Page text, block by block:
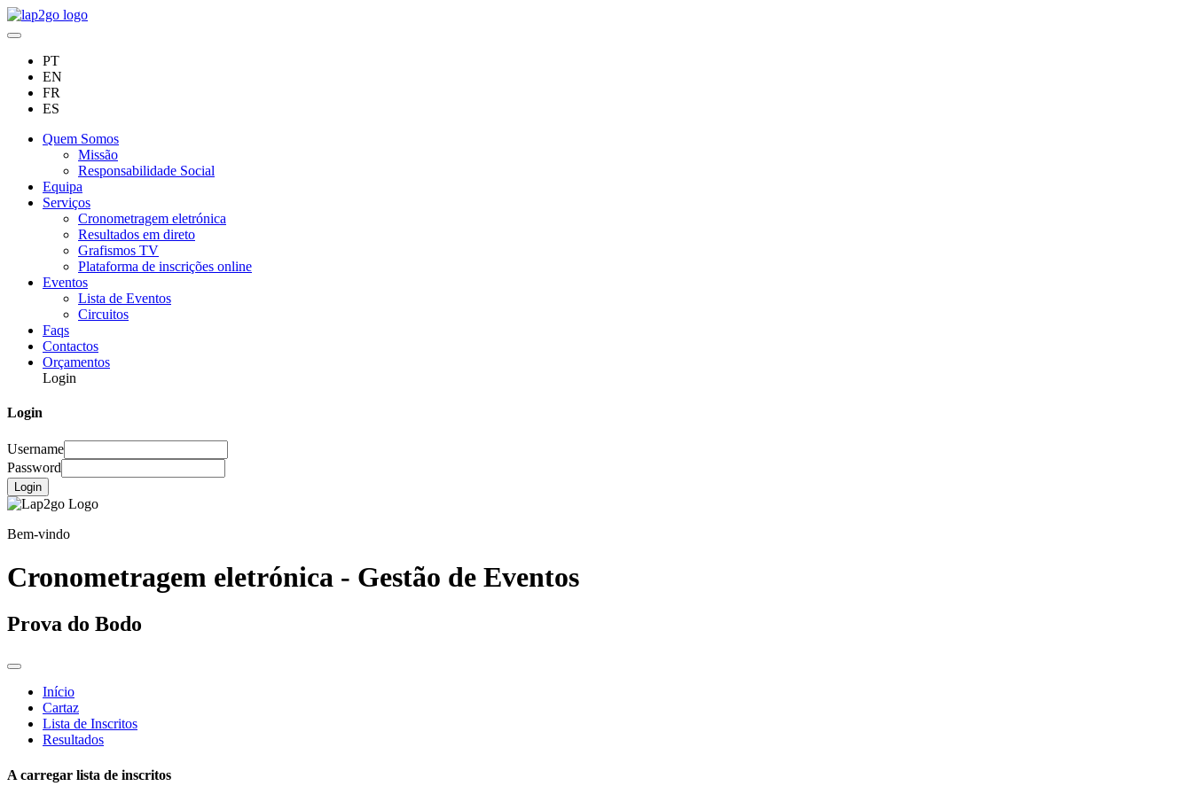
PT
EN
FR
ES
Quem Somos
Missão
Responsabilidade Social
Equipa
Serviços
Cronometragem eletrónica
Resultados em direto
Grafismos TV
Plataforma de inscrições online
Eventos
Lista de Eventos
Circuitos
Faqs
Contactos
Orçamentos
Login
Login
Username
Password
Login
Bem-vindo
Cronometragem eletrónica - Gestão de Eventos
Prova do Bodo
Início
Cartaz
Lista de Inscritos
Resultados
A carregar lista de inscritos